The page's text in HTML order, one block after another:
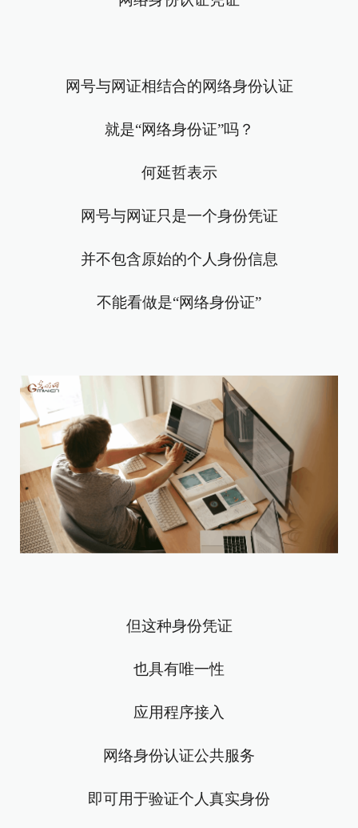
网号与网证相结合的网络身份认证
就是“网络身份证”吗？
何延哲表示
网号与网证只是一个身份凭证
并不包含原始的个人身份信息
不能看做是“网络身份证”
但这种身份凭证
也具有唯一性
应用程序接入
网络身份认证公共服务
即可用于验证个人真实身份